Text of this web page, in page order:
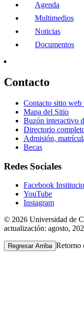
Agenda
Multimedios
Noticias
Documentos
Contacto
Contacto sitio
Mapa del Sitio
Buzón interactivo
Directorio
Admisión,
Becas
Redes Sociales
Facebook
YouTube
Instagram
© 2026 Universidad de
actualización: agosto,
Regresar Arriba Retorno